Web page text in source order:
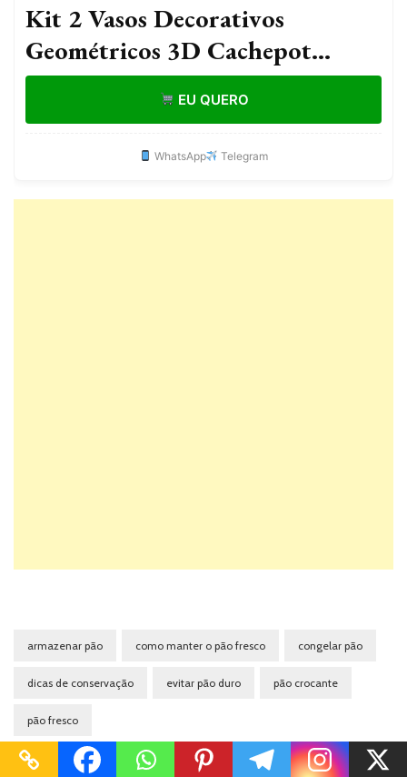
Kit 2 Vasos Decorativos
Geométricos 3D Cachepot
Moderno para Mesa e Sala
Decoração Flores e Plantas
EU QUERO
WhatsApp Telegram
armazenar pão como manter o pão fresco congelar pão
dicas de conservação evitar pão duro pão crocante
pão fresco